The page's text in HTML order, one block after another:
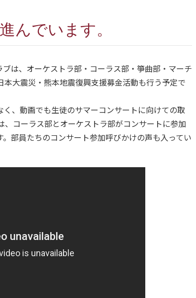
んでいます。
は、オーケストラ部・コーラス部・箏曲部・マーチ
大震災・熊本地震復興支援募金活動も行う予定で
、動画でも生徒のサマーコンサートに向けての取
コーラス部とオーケストラ部がコンサートに参加
部員たちのコンサート参加呼びかけの声も入ってい